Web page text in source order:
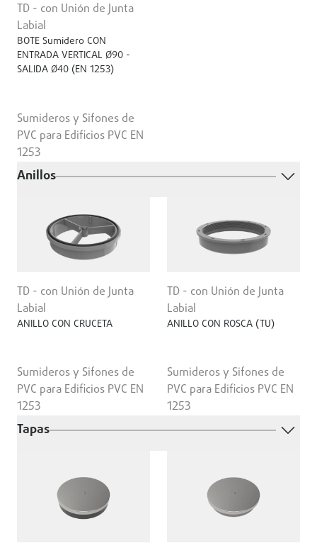
TD - con Unión de Junta
Labial
BOTE Sumidero CON
ENTRADA VERTICAL Ø90 -
SALIDA Ø40 (EN 1253)
Sumideros y Sifones de
PVC para Edificios PVC EN
1253
Anillos
TD - con Unión de Junta
Labial
ANILLO CON CRUCETA
Sumideros y Sifones de
PVC para Edificios PVC EN
1253
TD - con Unión de Junta
Labial
ANILLO CON ROSCA (TU)
Sumideros y Sifones de
PVC para Edificios PVC EN
1253
Tapas